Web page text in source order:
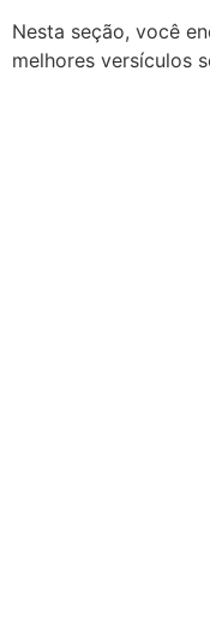
Nesta seção, você
melhores versículos